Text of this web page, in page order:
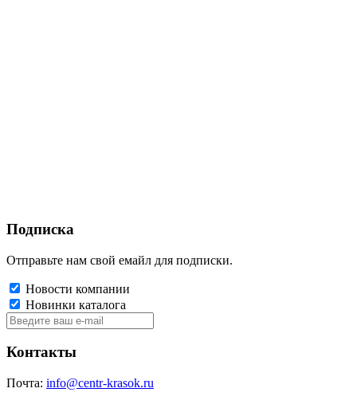
Подписка
Отправьте нам свой емайл для подписки.
Новости компании
Новинки каталога
Контакты
Почта: info@centr-krasok.ru